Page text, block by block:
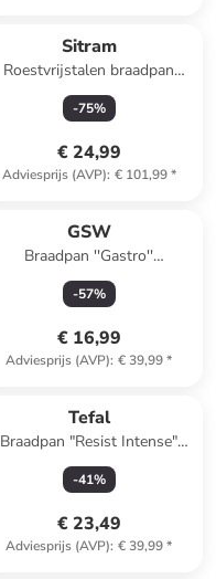
Sitram
Roestvrijstalen braadpan
''Caractere'' - Ø 24 cm
-75%
€ 24,99
Adviesprijs (AVP): € 101,99*
GSW
Braadpan ''Gastro''
zilverkleurig - Ø 31 cm
-57%
€ 16,99
Adviesprijs (AVP): € 39,99*
Tefal
Braadpan "Resist Intense"
bruin/zwart - Ø 20 cm
-41%
€ 23,49
Adviesprijs (AVP): € 39,99*